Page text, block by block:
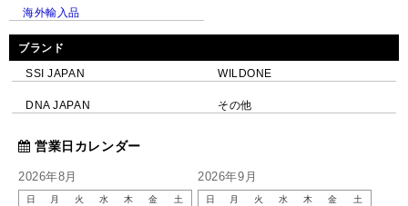
海外輸入品
ブランド
SSI JAPAN WILDONE
DNA JAPAN その他
営業日カレンダー
2026年8月
日 月 火 水 木 金
土
2026年9月
日 月 火 水 木 金
土